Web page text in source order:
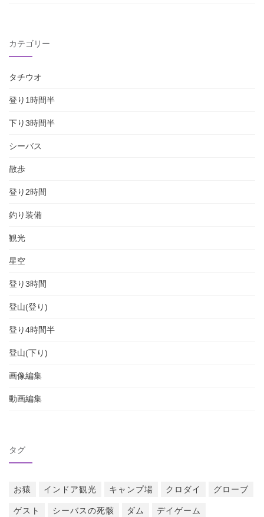
カテゴリー
タチウオ
登り1時間半
下り3時間半
シーバス
散歩
登り2時間
釣り装備
観光
星空
登り3時間
登山(登り)
登り4時間半
登山(下り)
画像編集
動画編集
タグ
お猿 インドア観光 キャンプ場 クロダイ
グローブ
ゲスト
シーバスの死骸 ダム
デイゲーム